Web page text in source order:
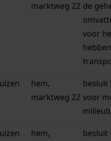
marktweg 22 de
voor
hem,
marktweg 22
besluit
voor
hem,
besluit